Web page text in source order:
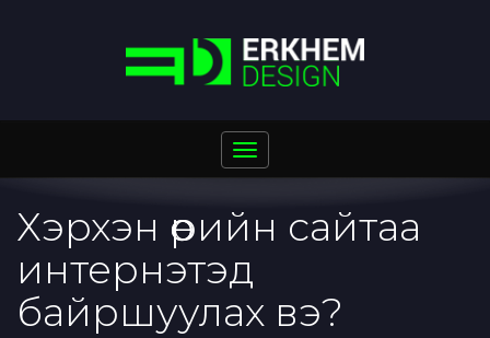
Toggle
navigation
Хэрхэн өөрийн сайтаа
интернэтэд
байршуулах вэ?